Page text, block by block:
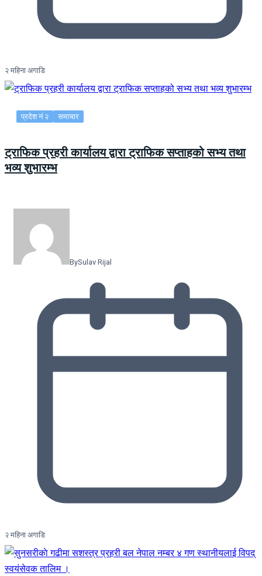
२ महिना अगाडि
प्रदेश नं २ समाचार
ट्राफिक प्रहरी कार्यालय द्वारा ट्राफिक सप्ताहको सभ्य तथा
भव्य शुभारम्भ
BySulav Rijal
२ महिना अगाडि